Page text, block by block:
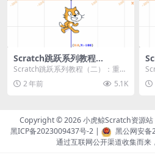
Scratch跳跃系列教程
（二）：重力跳跃
Scratch跳跃系列教程（二）：重力
跳跃 作者：小虎鲸Scratch资源站
按...2 年前 5.1K
按
Copyright © 2026小虎鲸Scratch资源站
黑ICP备2023009437号-2| 黑公网安
通过互联网公开渠道收集而来